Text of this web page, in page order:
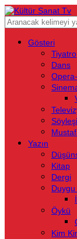
Gösteri
Tiyatro
Dans
Söyleşi
Yazın
Kitap
Dergi
Duygu
Öykü
Kim